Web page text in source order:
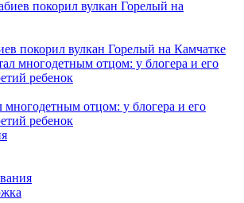
покорил вулкан Горелый на Камчатке
многодетным отцом: у блогера и его
ребенок